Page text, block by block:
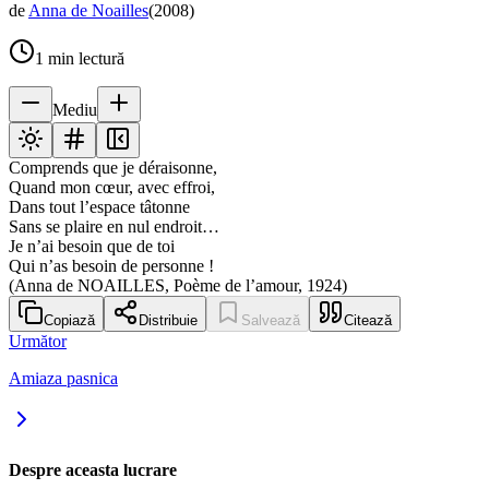
deAnna de Noailles(2008)
1 min lectură
Mediu
Comprends que je déraisonne,
Quand mon cœur, avec effroi,
Dans tout l’espace tâtonne
Sans se plaire en nul endroit…
Je n’ai besoin que de toi
Qui n’as besoin de personne !
(Anna de NOAILLES, Poème de l’amour, 1924)
Copiază Distribuie Salvează Citează
Următor
Amiaza pasnica
Despre aceasta lucrare